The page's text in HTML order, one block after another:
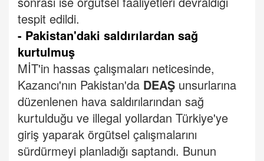
tespit edildi.
- Pakistan'daki saldırılardan sağ
kurtulmuş
MİT'in hassas çalışmaları neticesinde,
Kazancı'nın Pakistan'da DEAŞ unsurlarına
düzenlenen hava saldırılarından sağ
kurtulduğu ve illegal yollardan Türkiye'ye
giriş yaparak örgütsel çalışmalarını
sürdürmeyi planladığı saptandı. Bunun